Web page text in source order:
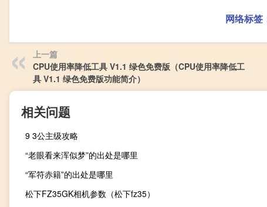
网络标签
上一篇
CPU使用率降低工具 V1.1 绿色免费版（CPU使用率降低工
具 V1.1 绿色免费版功能简介）
相关问题
9 3公主级攻略
“老眼看来浑似梦”的出处是哪里
“军符赤籍”的出处是哪里
松下FZ35GK相机参数（松下fz35）